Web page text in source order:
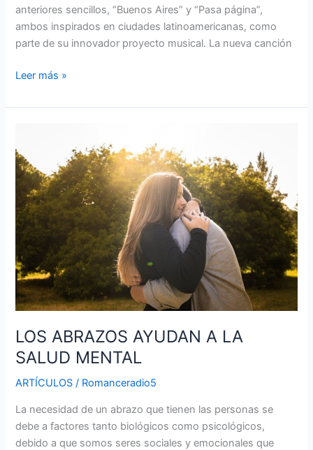
anteriores sencillos, “Buenos Aires” y “Pasa página”,
ambos inspirados en ciudades latinoamericanas, como
parte de su innovador proyecto musical. La nueva canción
Leer más »
LOS ABRAZOS AYUDAN A LA
SALUD MENTAL
ARTÍCULOS / Romanceradio5
La necesidad de un abrazo que tienen las personas se
debe a factores tanto biológicos como psicológicos,
debido a que somos seres sociales y emocionales que
ABRAZOS
AYUDAN
A
LA
SALUD
MENTAL